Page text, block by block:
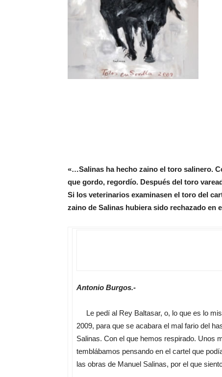
«…Salinas ha hecho zaino el toro salinero.
que gordo, regordío. Después del toro
Si los veterinarios examinasen el toro del
zaino de Salinas hubiera sido rechazado
Antonio Burgos.-
Le pedí al Rey Baltasar, o, lo que es lo
2009, para que se acabara el mal fario del
Salinas. Con el que hemos respirado. Unos
temblábamos pensando en el cartel que
las obras de Manuel Salinas, por el que